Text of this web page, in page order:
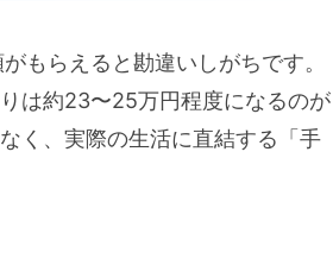
もらえると勘違いしがちです。
は約23〜25万円程度になるのが
く、実際の生活に直結する「手